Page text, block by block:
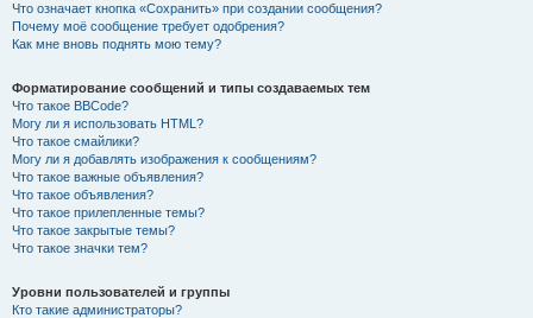
Что означает кнопка «Сохранить» при создании сообщения?
Почему моё сообщение требует одобрения?
Как мне вновь поднять мою тему?
Форматирование сообщений и типы создаваемых тем
Что такое BBCode?
Могу ли я использовать HTML?
Что такое смайлики?
Могу ли я добавлять изображения к сообщениям?
Что такое важные объявления?
Что такое объявления?
Что такое прилепленные темы?
Что такое закрытые темы?
Что такое значки тем?
Уровни пользователей и группы
Кто такие администраторы?